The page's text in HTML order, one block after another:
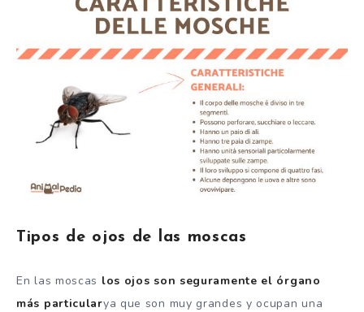
Tipos de ojos de las moscas
En las moscas los ojos son seguramente el órgano
más particularya que son muy grandes y ocupan una